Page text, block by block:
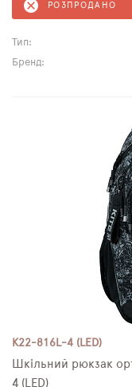
РОЗПРОДАНО
Тип:
Бренд:
K22-816L-4 (LED)
Шкільний рюкзак
4 (LED)